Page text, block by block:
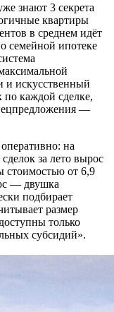
знают 3 секрета
квартиры
в среднем идёт
семейной ипотеке
и искусственный
каждой сделке,
—
на
за лето вырос
стоимостью от 6,9
— двушка
подбирает
размер
только
субсидий».